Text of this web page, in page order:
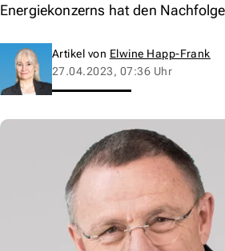
Energiekonzerns hat den
Artikel von Elwine Happ-Frank
27.04.2023, 07:36 Uhr